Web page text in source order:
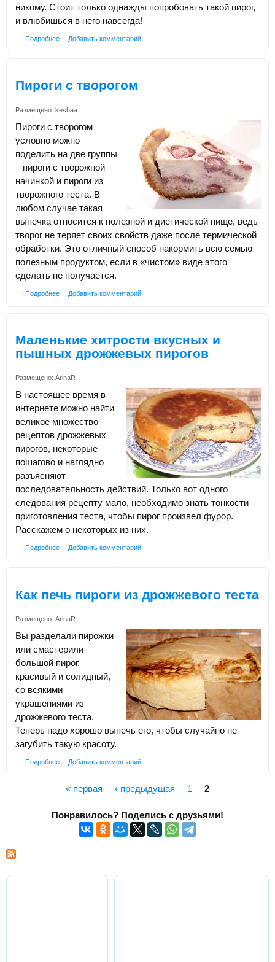
никому. Стоит только однажды попробовать такой пирог,
и влюбишься в него навсегда!
Подробнее Добавить комментарий
Пироги с творогом
Размещено: keshaa
Пироги с творогом
условно можно
поделить на две группы
– пироги с творожной
начинкой и пироги из
творожного теста. В
любом случае такая
выпечка относится к полезной и диетической пище, ведь
творог не теряет своих свойств даже после термической
обработки. Это отличный способ накормить всю семью
полезным продуктом, если в «чистом» виде этого
сделать не получается.
Подробнее Добавить комментарий
Маленькие хитрости вкусных и
пышных дрожжевых пирогов
Размещено: ArinaR
В настоящее время в
интернете можно найти
великое множество
рецептов дрожжевых
пирогов, некоторые
пошагово и наглядно
разъясняют
последовательность действий. Только вот одного
следования рецепту мало, необходимо знать тонкости
приготовления теста, чтобы пирог произвел фурор.
Расскажем о некоторых из них.
Подробнее Добавить комментарий
Как печь пироги из дрожжевого теста
Размещено: ArinaR
Вы разделали пирожки
или смастерили
большой пирог,
красивый и солидный,
со всякими
украшениями из
дрожжевого теста.
Теперь надо хорошо выпечь его, чтобы случайно не
загубить такую красоту.
Подробнее Добавить комментарий
« первая ‹ предыдущая 1 2
Понравилось? Поделись с друзьями!